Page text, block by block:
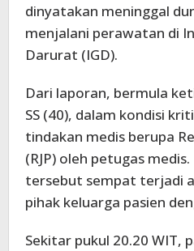
dinyatakan meninggal
menjalani perawatan di
Darurat (IGD).
Dari laporan, bermula
SS (40), dalam kondisi
tindakan medis berupa
(RJP) oleh petugas
tersebut sempat terjadi
pihak keluarga pasien
Sekitar pukul 20.20 WIT,